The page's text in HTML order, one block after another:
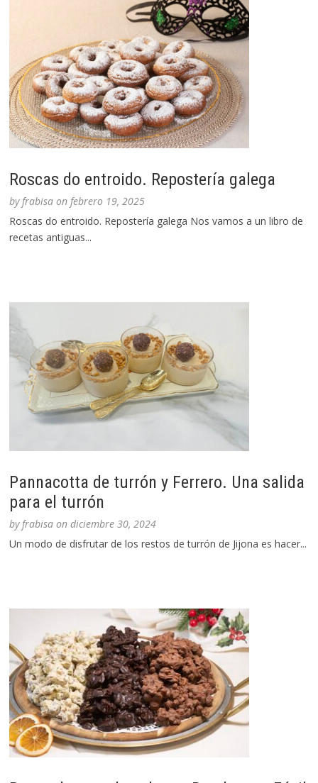
Roscas do entroido. Repostería galega
byfrabisa onfebrero 19, 2025
Roscas do entroido. Repostería galega Nos vamos a un libro de
recetas antiguas...
Pannacotta de turrón y Ferrero. Una salida
para el turrón
byfrabisa ondiciembre 30, 2024
Un modo de disfrutar de los restos de turrón de Jijona es hacer...